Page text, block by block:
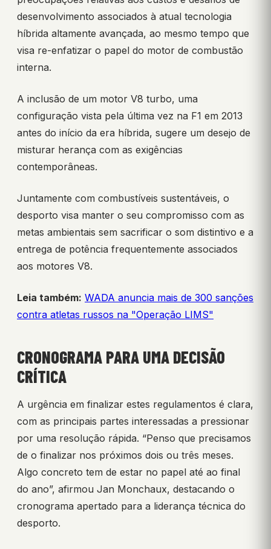
desenvolvimento associados à atual tecnologia
híbrida altamente avançada, ao mesmo tempo que
visa re-enfatizar o papel do motor de combustão
interna.
A inclusão de um motor V8 turbo, uma
configuração vista pela última vez na F1 em 2013
antes do início da era híbrida, sugere um desejo de
misturar herança com as exigências
contemporâneas.
Juntamente com combustíveis sustentáveis, o
desporto visa manter o seu compromisso com as
metas ambientais sem sacrificar o som distintivo e a
entrega de potência frequentemente associados
aos motores V8.
Leia também: WADA anuncia mais de 300 sanções
contra atletas russos na "Operação LIMS"
CRONOGRAMA PARA UMA DECISÃO
CRÍTICA
A urgência em finalizar estes regulamentos é clara,
com as principais partes interessadas a pressionar
por uma resolução rápida. “Penso que precisamos
de o finalizar nos próximos dois ou três meses.
Algo concreto tem de estar no papel até ao final
do ano”, afirmou Jan Monchaux, destacando o
cronograma apertado para a liderança técnica do
desporto.